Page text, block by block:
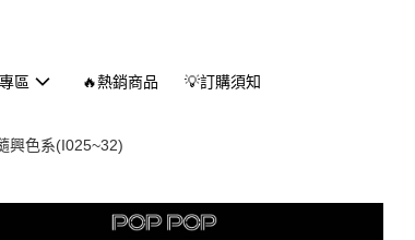
區 🔥熱銷商品 💡訂購須知
興色系(I025~32)